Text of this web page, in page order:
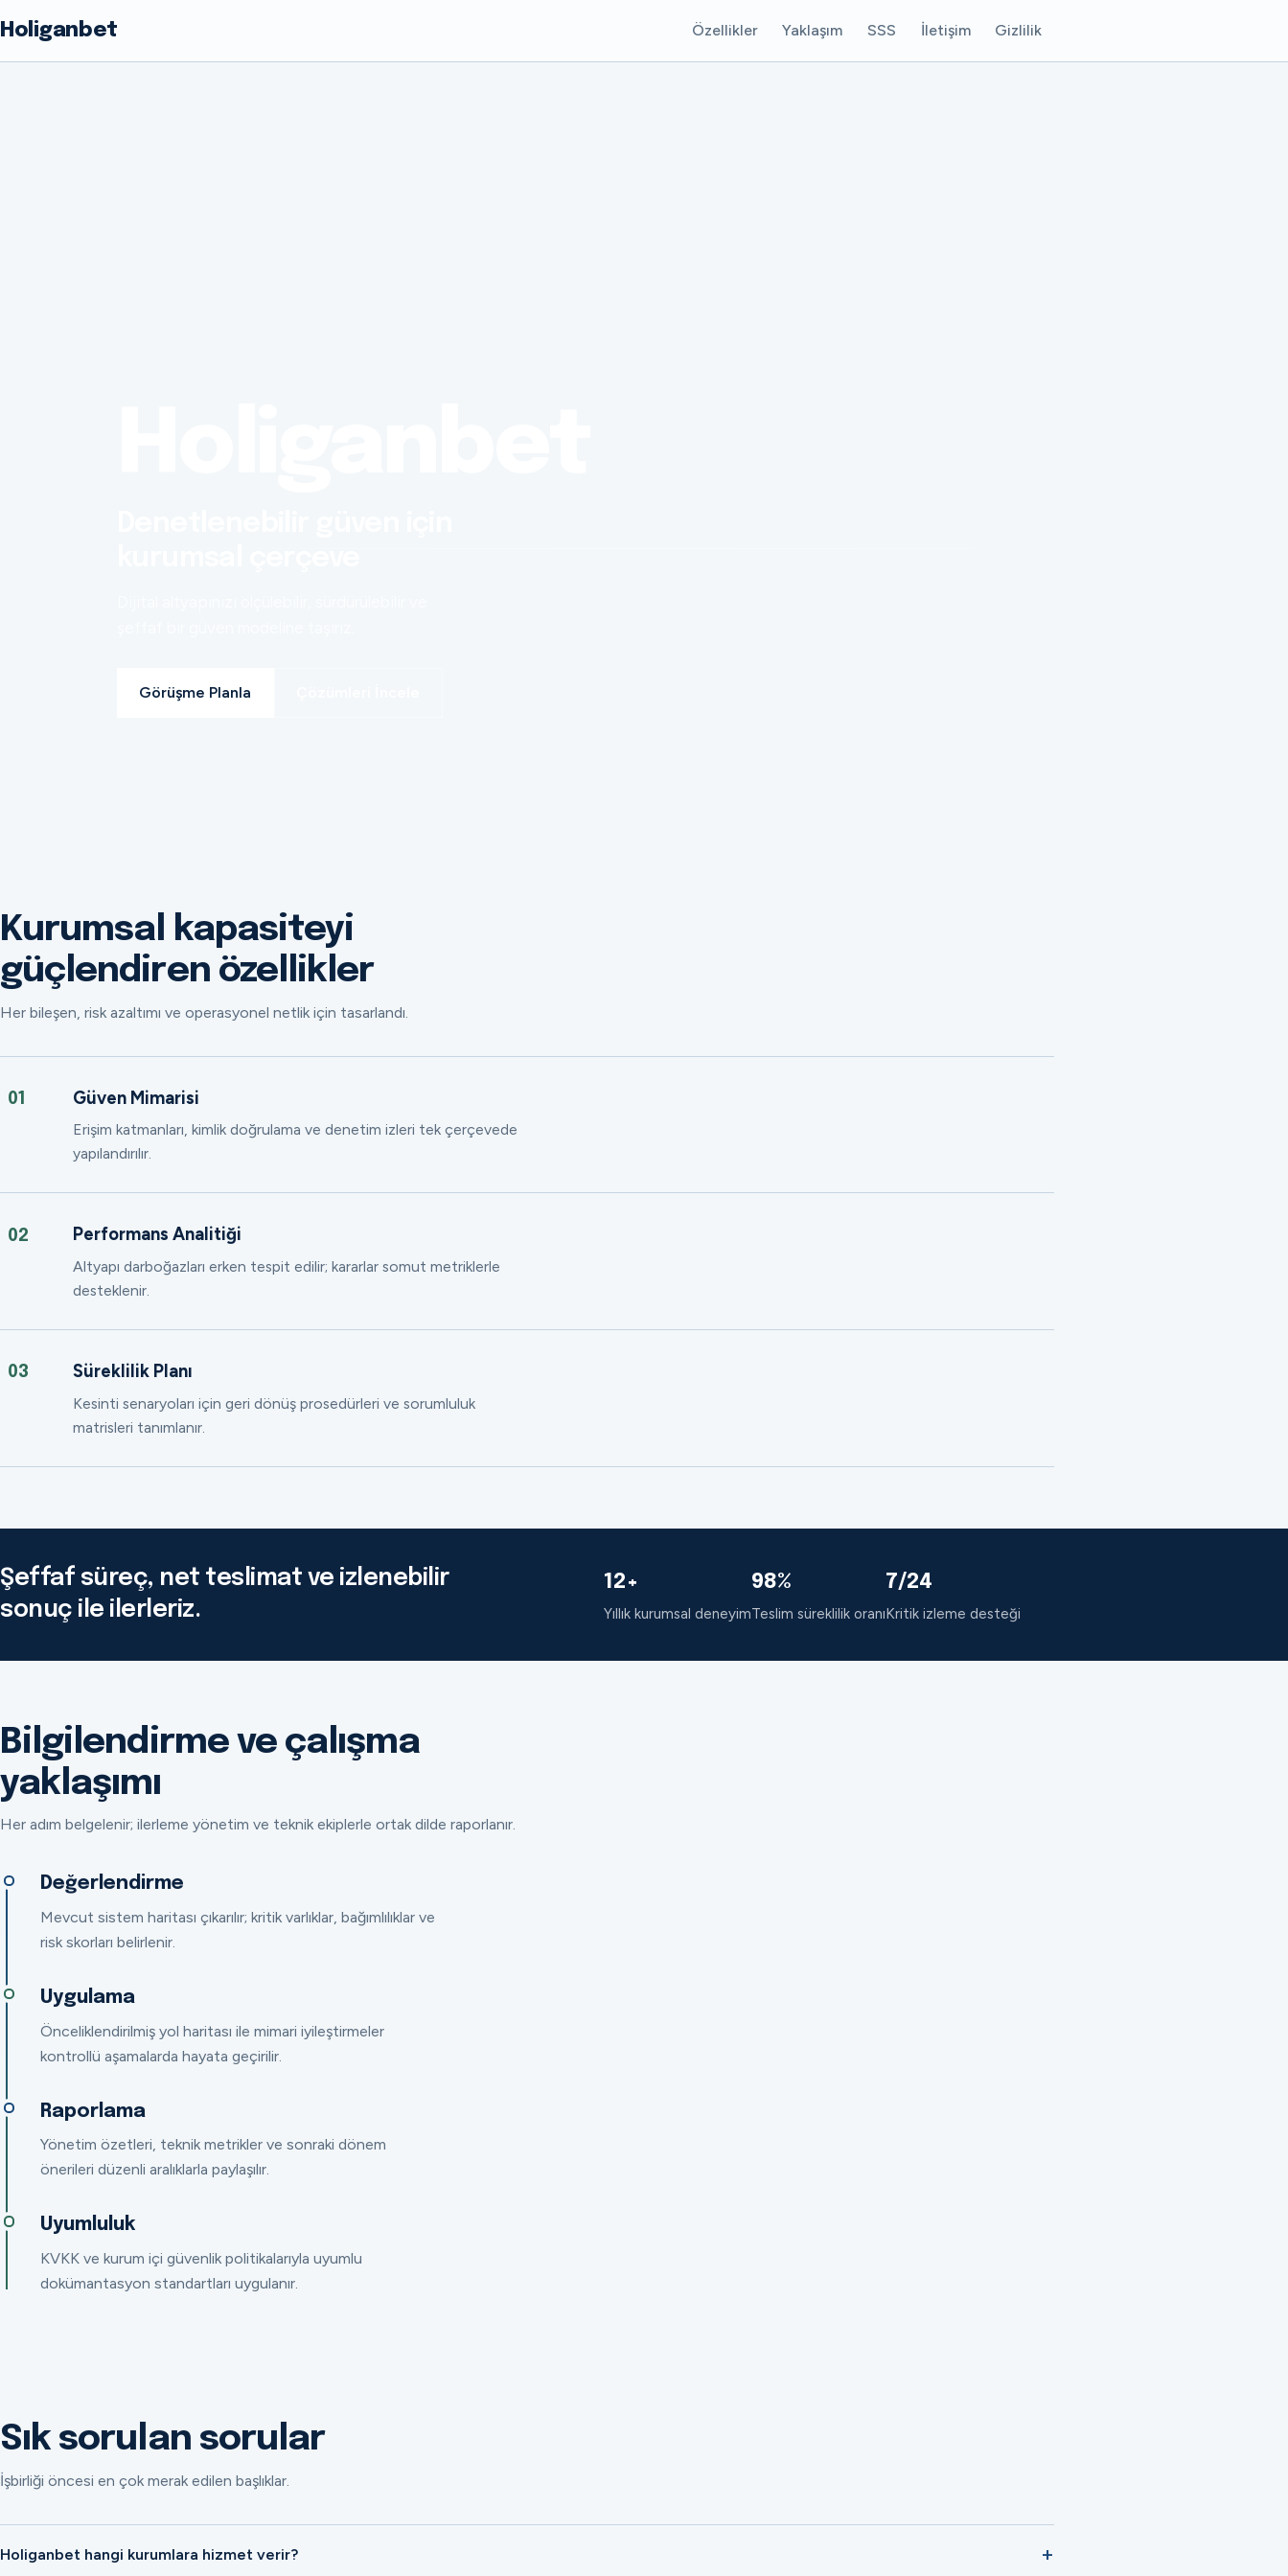
Holiganbet Özellikler Yaklaşım SSS İletişim Gizlilik
Görüşme Planla
Kurumsal kapasiteyi
güçlendiren özellikler
Her bileşen, risk azaltımı ve operasyonel netlik için tasarlandı.
01 Güven Mimarisi
Erişim katmanları, kimlik doğrulama ve denetim izleri tek çerçevede
yapılandırılır.
02 Performans Analitiği
Altyapı darboğazları erken tespit edilir; kararlar somut metriklerle
desteklenir.
03 Süreklilik Planı
Kesinti senaryoları için geri dönüş prosedürleri ve sorumluluk
matrisleri tanımlanır.
Şeffaf süreç, net teslimat ve izlenebilir
sonuç ile ilerleriz.
12+
Yıllık kurumsal deneyim
98%
Teslim süreklilik oranı
7/24
Kritik izleme desteği
Bilgilendirme ve çalışma
yaklaşımı
Her adım belgelenir; ilerleme yönetim ve teknik ekiplerle ortak dilde raporlanır.
Değerlendirme
Mevcut sistem haritası çıkarılır; kritik varlıklar, bağımlılıklar ve
risk skorları belirlenir.
Uygulama
Önceliklendirilmiş yol haritası ile mimari iyileştirmeler
kontrollü aşamalarda hayata geçirilir.
Raporlama
Yönetim özetleri, teknik metrikler ve sonraki dönem
önerileri düzenli aralıklarla paylaşılır.
Uyumluluk
KVKK ve kurum içi güvenlik politikalarıyla uyumlu
dokümantasyon standartları uygulanır.
Sık sorulan sorular
İşbirliği öncesi en çok merak edilen başlıklar.
Holiganbet hangi kurumlara hizmet verir?